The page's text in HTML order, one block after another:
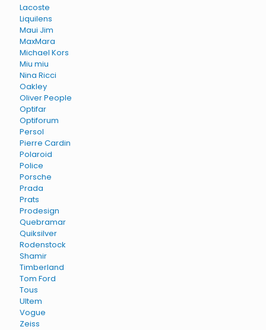
Lacoste
Liquilens
Maui Jim
MaxMara
Michael Kors
Miu miu
Nina Ricci
Oakley
Oliver People
Optifar
Optiforum
Persol
Pierre Cardin
Polaroid
Police
Porsche
Prada
Prats
Prodesign
Quebramar
Quiksilver
Rodenstock
Shamir
Timberland
Tom Ford
Tous
Ultem
Vogue
Zeiss